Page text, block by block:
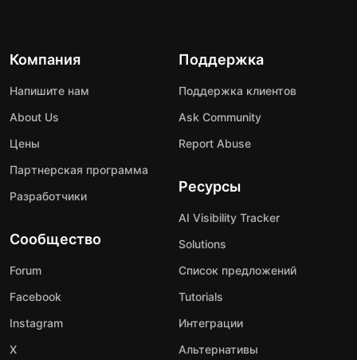
Компания
Напишите нам
About Us
Цены
Партнерская программа
Разработчики
Сообщество
Forum
Facebook
Instagram
X
Поддержка
Поддержка клиентов
Ask Community
Report Abuse
Ресурсы
AI Visibility Tracker
Solutions
Список предложений
Tutorials
Интеграции
Альтернативы